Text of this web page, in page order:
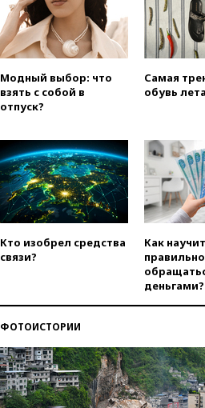
Модный выбор: что
взять с собой в
отпуск?
Самая
обувь
Кто изобрел средства
связи?
Как
правильно
деньгами?
ФОТОИСТОРИИ